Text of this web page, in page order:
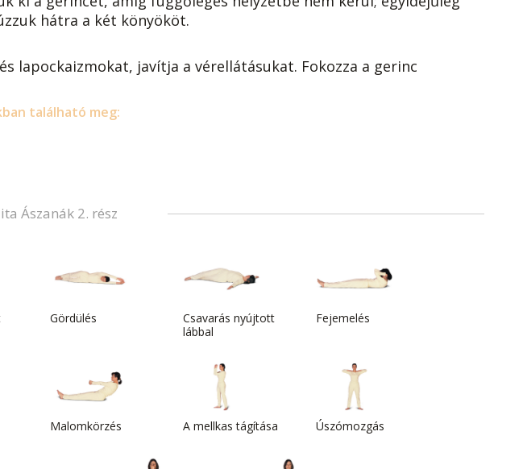
hátra a két könyököt.
lapockaizmokat, javítja a vérellátásukat. Fokozza a gerinc
található meg:
Ászanák 2. rész
Gördülés
Csavarás nyújtott
lábbal
Fejemelés
Malomkörzés A mellkas tágítása Úszómozgás